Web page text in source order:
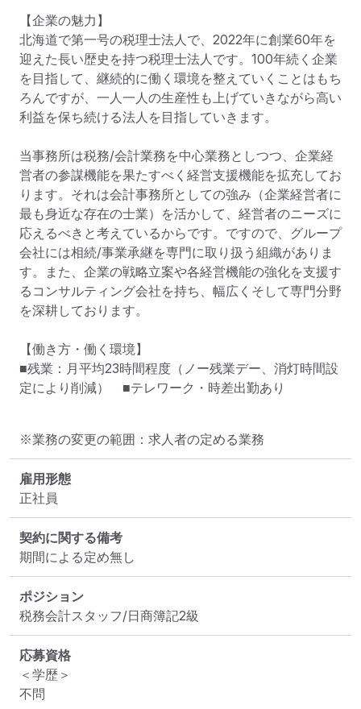
【企業の魅力】
北海道で第一号の税理士法人で、2022年に創業60年を
迎えた長い歴史を持つ税理士法人です。100年続く企業
を目指して、継続的に働く環境を整えていくことはもち
ろんですが、一人一人の生産性も上げていきながら高い
利益を保ち続ける法人を目指していきます。
当事務所は税務/会計業務を中心業務としつつ、企業経
営者の参謀機能を果たすべく経営支援機能を拡充してお
ります。それは会計事務所としての強み（企業経営者に
最も身近な存在の士業）を活かして、経営者のニーズに
応えるべきと考えているからです。ですので、グループ
会社には相続/事業承継を専門に取り扱う組織がありま
す。また、企業の戦略立案や各経営機能の強化を支援す
るコンサルティング会社を持ち、幅広くそして専門分野
を深耕しております。
【働き方・働く環境】
■残業：月平均23時間程度（ノー残業デー、消灯時間設
定により削減）　■テレワーク・時差出勤あり
※業務の変更の範囲：求人者の定める業務
雇用形態
正社員
契約に関する備考
期間による定め無し
ポジション
税務会計スタッフ/日商簿記2級
応募資格
＜学歴＞
不問